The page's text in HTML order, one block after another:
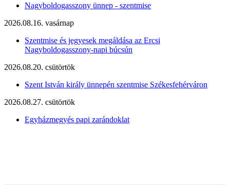
Nagyboldogasszony ünnep - szentmise
2026.08.16. vasárnap
Szentmise és jegyesek megáldása az Ercsi
Nagyboldogasszony-napi búcsún
2026.08.20. csütörtök
Szent István király ünnepén szentmise Székesfehérváron
2026.08.27. csütörtök
Egyházmegyés papi zarándoklat